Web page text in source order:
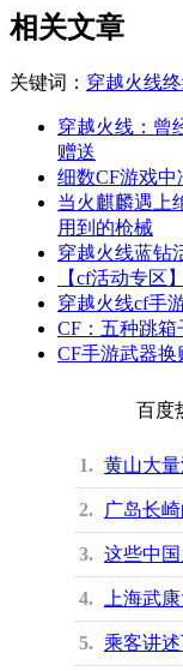
相关文章
关键词： 穿越火线
穿越火线：曾
赠送
细数CF游戏中
当火麒麟遇上
用到的枪械
穿越火线蓝钻
【cf活动专区】
穿越火线cf手
CF：五种跳箱
CF手游武器
百度
1 黄山大
2 广岛长
3 这些中
4 上海武
5 乘客讲